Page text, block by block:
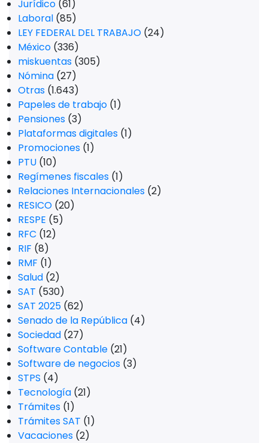
Jurídico (61)
Laboral (85)
LEY FEDERAL DEL TRABAJO (24)
México (336)
miskuentas (305)
Nómina (27)
Otras (1.643)
Papeles de trabajo (1)
Pensiones (3)
Plataformas digitales (1)
Promociones (1)
PTU (10)
Regímenes fiscales (1)
Relaciones Internacionales (2)
RESICO (20)
RESPE (5)
RFC (12)
RIF (8)
RMF (1)
Salud (2)
SAT (530)
SAT 2025 (62)
Senado de la República (4)
Sociedad (27)
Software Contable (21)
Software de negocios (3)
STPS (4)
Tecnología (21)
Trámites (1)
Trámites SAT (1)
Vacaciones (2)